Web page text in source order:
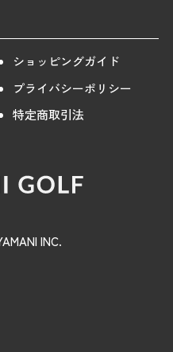
ショッピングガイド
プライバシーポリシー
特定商取引法
INC.